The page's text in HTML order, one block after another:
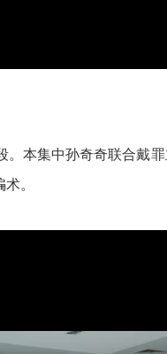
本集中孙奇奇联合戴
。